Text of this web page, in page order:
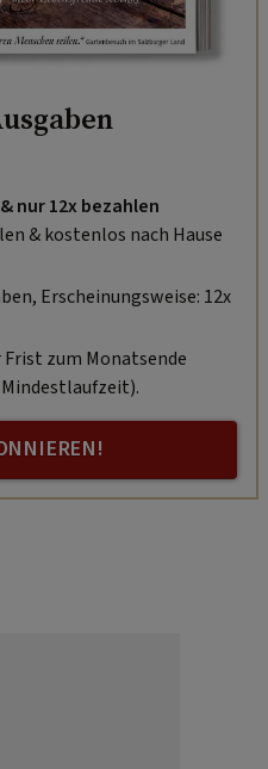
nur 12x bezahlen
& kostenlos nach Hause
Erscheinungsweise: 12x
zum Monatsende